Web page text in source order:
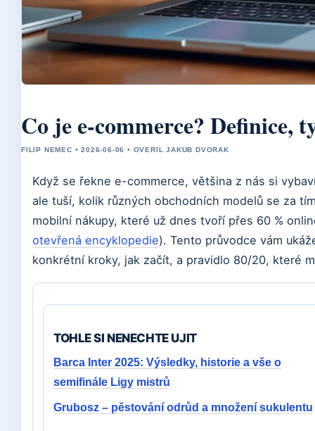
Co je e-commerce? Definice,
FILIP NEMEC • 2026-06-06 • OVERIL JAKUB DVORAK
Když se řekne e-commerce, většina z nás si
ale tuší, kolik různých obchodních modelů se za
mobilní nákupy, které už dnes tvoří přes 60 %
otevřená encyklopedie). Tento průvodce vám
konkrétní kroky, jak začít, a pravidlo 80/20, které
TOHLE SI NENECHTE UJIT
Barca Inter 2025: Výsledky, historie a vše o
semifinále Ligy mistrů
Grubosz – pěstování odrůd a množení sukulentu